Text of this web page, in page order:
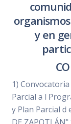
y en
1)
Parcial a l
y Plan Parcial